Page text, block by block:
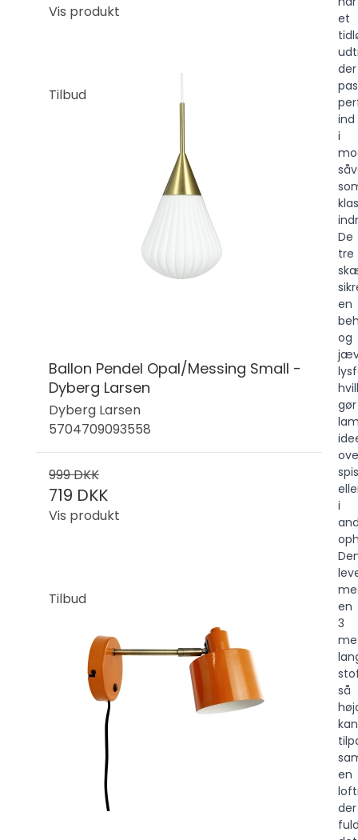
Vis produkt
Tilbud
Ballon Pendel Opal/Messing Small -
Dyberg Larsen
Dyberg Larsen
5704709093558
999 DKK
719 DKK
Vis produkt
Tilbud
et
der
ind
i
De
tre
en
og
gør
i
en
3
så
kan
en
der